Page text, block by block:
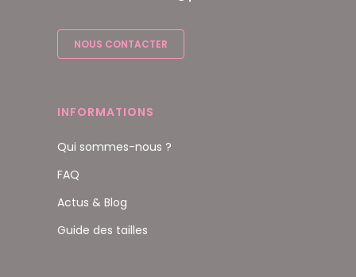
NOUS CONTACTER
INFORMATIONS
Qui sommes-nous ?
FAQ
Actus & Blog
Guide des tailles